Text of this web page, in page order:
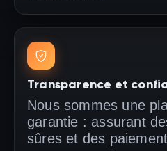
Transparence et
Nous sommes une
garantie : assurant
sûres et des